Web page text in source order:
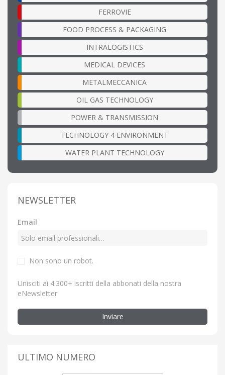
FERROVIE
FOOD PROCESS & PACKAGING
INTRALOGISTICS
MEDICAL DEVICES
METALMECCANICA
OIL GAS TECHNOLOGY
POWER & TRANSMISSION
TECHNOLOGY 4 ENVIRONMENT
WATER PLANT TECHNOLOGY
NEWSLETTER
Email
Non sono un robot.
Unisciti ai 4.300+ iscritti della abbonati della nostra
eNewsletter
Inviare
ULTIMO NUMERO